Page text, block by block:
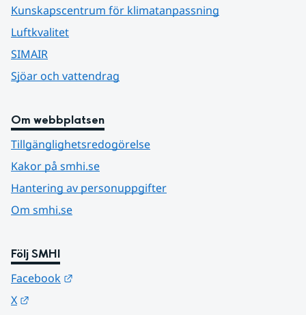
Kunskapscentrum för klimatanpassning
Luftkvalitet
SIMAIR
Sjöar och vattendrag
Om webbplatsen
Tillgänglighetsredogörelse
Kakor på smhi.se
Hantering av personuppgifter
Om smhi.se
Följ SMHI
Facebook
X